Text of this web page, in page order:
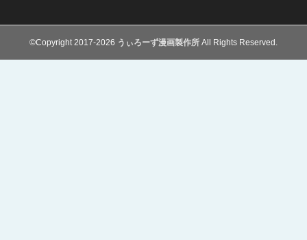
©Copyright 2017-2026 うぃろーず漫画製作所 All Rights Reserved.